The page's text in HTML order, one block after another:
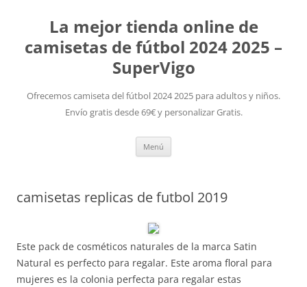
La mejor tienda online de
camisetas de fútbol 2024 2025 –
SuperVigo
Ofrecemos camiseta del fútbol 2024 2025 para adultos y niños.
Envío gratis desde 69€ y personalizar Gratis.
Menú
camisetas replicas de futbol 2019
Este pack de cosméticos naturales de la marca Satin
Natural es perfecto para regalar. Este aroma floral para
mujeres es la colonia perfecta para regalar estas